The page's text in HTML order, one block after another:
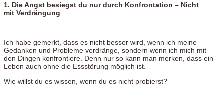
1. Die Angst besiegst du nur durch Konfrontation – Nicht
mit Verdrängung
Ich habe gemerkt, dass es nicht besser wird, wenn ich meine
Gedanken und Probleme verdränge, sondern wenn ich mich mit
den Dingen konfrontiere. Denn nur so kann man merken, dass ein
Leben auch ohne die Essstörung möglich ist.
Wie willst du es wissen, wenn du es nicht probierst?